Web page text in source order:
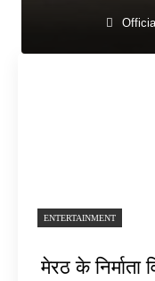
ENTERTAINMENT
मेरठ के निर्माता